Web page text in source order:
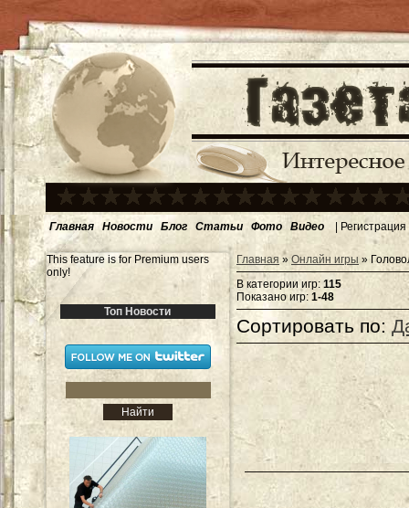
Главная Новости Блог Статьи Фото Видео | Регистрация
This feature is for Premium users
only!
Топ Новости
Главная » Онлайн игры »
В категории игр: 115
Показано игр: 1-48
Сортировать по: